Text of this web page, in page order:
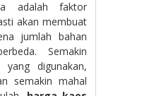
adalah faktor
akan membuat
jumlah bahan
Semakin
digunakan,
semakin mahal